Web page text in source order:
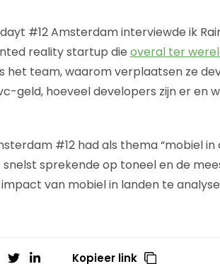
#12 Amsterdam interviewde ik
reality startup die overal ter
het team, waarom verplaatsen ze
geld, hoeveel developers zijn er en
#12 had als thema “mobiel in
snelst sprekende op toneel en de
van mobiel in landen te
Kopieer link